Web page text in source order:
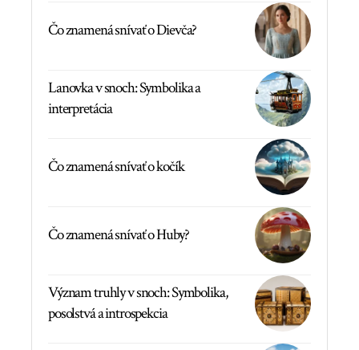
Čo znamená snívať o Dievča?
Lanovka v snoch: Symbolika a
interpretácia
Čo znamená snívať o kočík
Čo znamená snívať o Huby?
Význam truhly v snoch: Symbolika,
posolstvá a introspekcia